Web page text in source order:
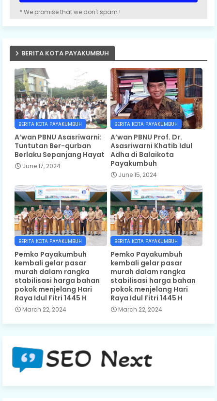
* We promise that we don't spam !
BERITA KOTA PAYAKUMBUH
BERITA KOTA PAYAKUMBUH
A’wan PBNU Asasriwarni:
Tuntutan Ber-qurban
Berlaku Sepanjang Hayat
June 17, 2024
BERITA KOTA PAYAKUMBUH
A’wan PBNU Prof. Dr.
Asasriwarni Khatib Idul
Adha di Balaikota
Payakumbuh
June 15, 2024
BERITA KOTA PAYAKUMBUH
Pemko Payakumbuh
kembali gelar pasar
murah dalam rangka
stabilisasi harga bahan
pokok menjelang Hari
Raya Idul Fitri 1445 H
March 22, 2024
BERITA KOTA PAYAKUMBUH
Pemko Payakumbuh
kembali gelar pasar
murah dalam rangka
stabilisasi harga bahan
pokok menjelang Hari
Raya Idul Fitri 1445 H
March 22, 2024